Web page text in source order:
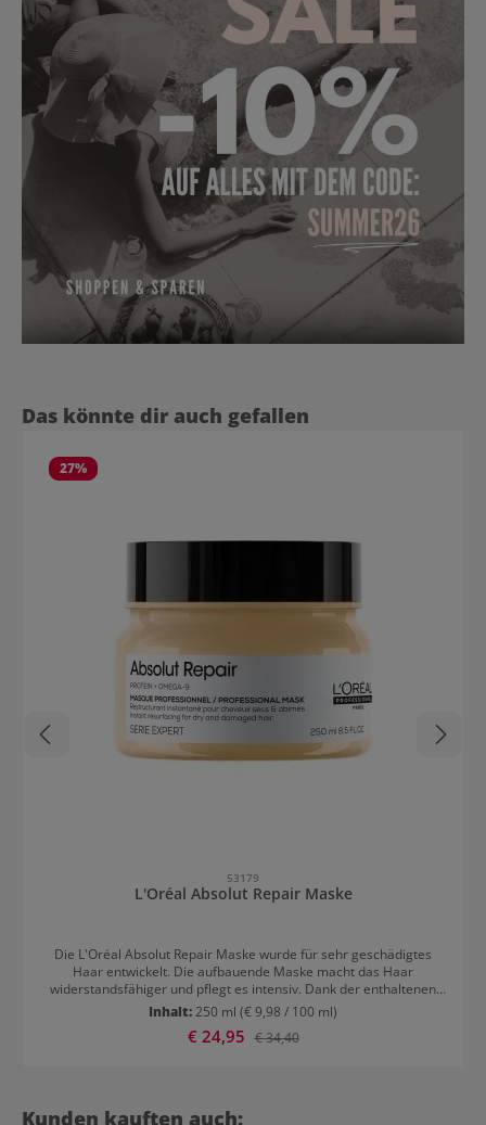
Produktgalerie überspringen
Das könnte dir auch gefallen
27%
53179
L'Oréal Absolut Repair Maske
Die L'Oréal Absolut Repair Maske wurde für sehr geschädigtes
Haar entwickelt. Die aufbauende Maske macht das Haar
widerstandsfähiger und pflegt es intensiv. Dank der enthaltenen
Milchsäure, Phyto-Keratine, Ceramide und Lipide wird das Haar
von innen gestärkt und die Haarstruktur gegelättet. Das Ergebnis
sind gestärkte, geschmeidige und intensiv glänzende Haare.
Inhalt:250 ml (€ 9,98 / 100 ml)
Verkaufspreis:
€ 24,95 Regulärer Preis:
€ 34,40
Produktgalerie überspringen
Kunden kauften auch: